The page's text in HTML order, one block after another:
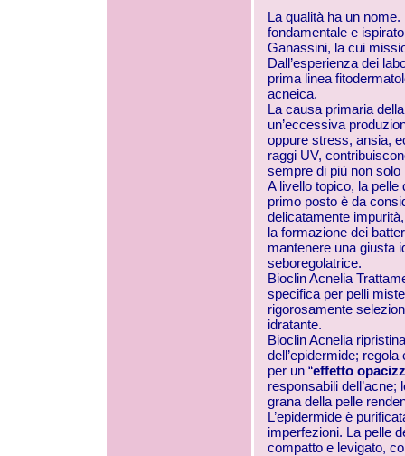
La qualità ha un
fondamentale e
Ganassini, la cui
Dall’esperienza dei
prima linea
acneica.
La causa primaria
un’eccessiva
oppure stress, ansia,
raggi UV,
sempre di più non solo
A livello topico, la
primo posto è da
delicatamente
la formazione dei
mantenere una giusta
seboregolatrice.
Bioclin Acnelia
specifica per pelli
rigorosamente
idratante.
Bioclin Acnelia
dell’epidermide;
per un “effetto
responsabili
grana della pelle
L’epidermide è
imperfezioni. La pelle
compatto e levigato,